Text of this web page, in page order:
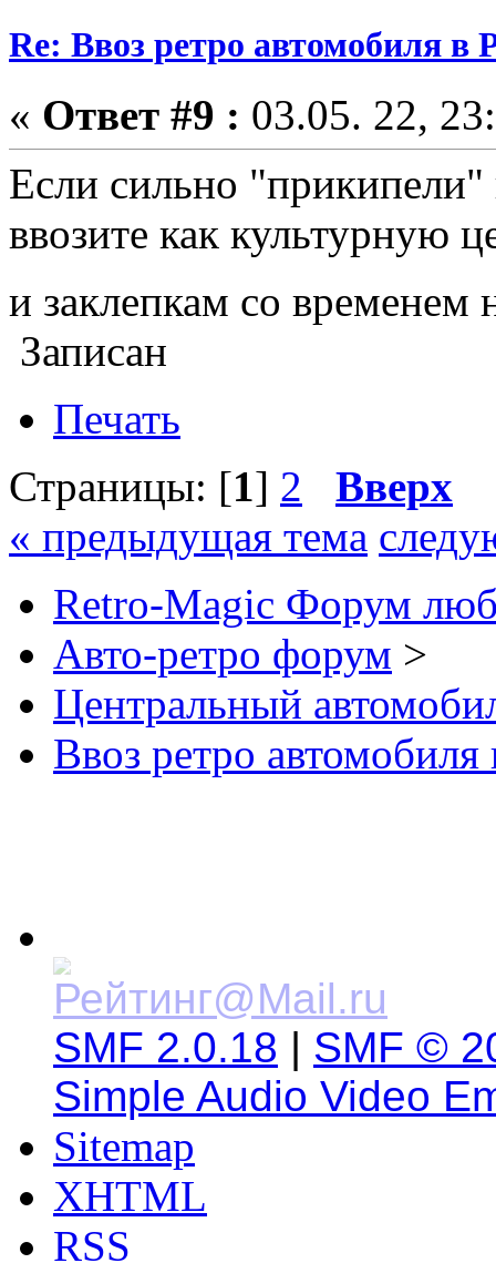
Re: Ввоз ретро автомобиля
« Ответ #9 : 03.05. 22,
Если сильно
ввозите как культурную
и заклепкам со временем
Записан
Печать
Страницы: [1] 2
Вверх
« предыдущая тема
Retro-Magic Форум
Авто-ретро форум >
Центральный
Ввоз ретро
SMF 2.0.18 | SMF ©
Simple Audio Video
Sitemap
XHTML
RSS